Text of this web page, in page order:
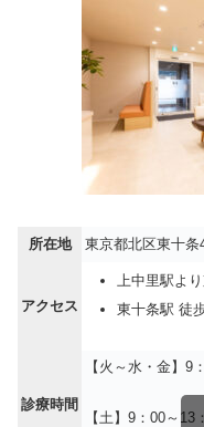
所在地 東京都北区東十
アクセス
上中里駅よ
東十条駅 徒
診療時間
【火～水・金】9
【土】9：00～